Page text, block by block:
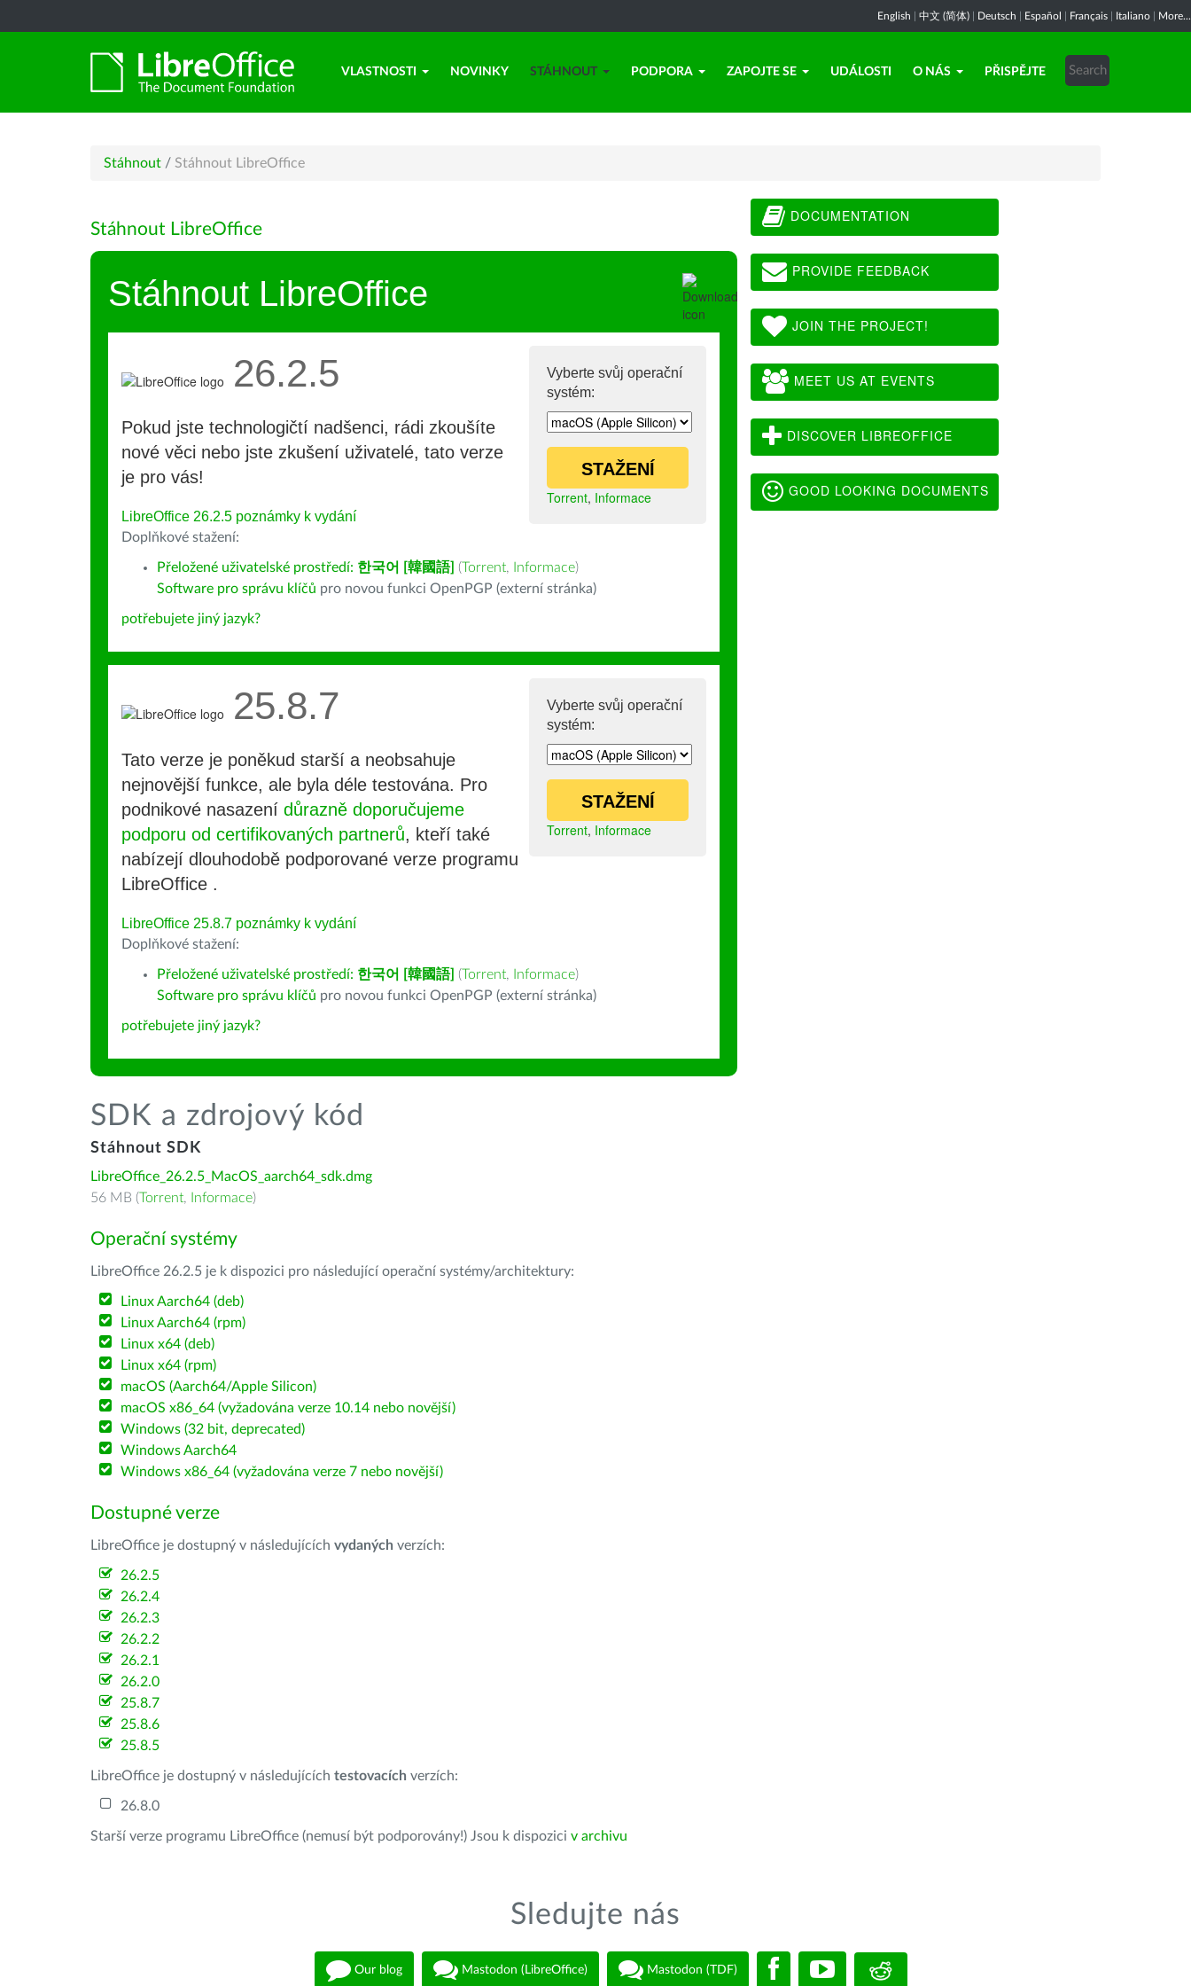
English 中文 (简体) Deutsch Español Français Italiano More...
VLASTNOSTI NOVINKY STÁHNOUT PODPORA ZAPOJTE SE UDÁLOSTI O NÁS PŘISPĚJTE
Stáhnout / Stáhnout LibreOffice
Stáhnout LibreOffice
Stáhnout LibreOffice
Vyberte svůj operační
systém:
STAŽENÍ
Torrent, Informace
26.2.5
Pokud jste technologičtí nadšenci, rádi zkoušíte
nové věci nebo jste zkušení uživatelé, tato verze
je pro vás!
LibreOffice 26.2.5 poznámky k vydání
Doplňkové stažení:
Přeložené uživatelské prostředí: 한국어 [韓國語] (Torrent, Informace)
Software pro správu klíčů pro novou funkci OpenPGP (externí stránka)
potřebujete jiný jazyk?
Vyberte svůj operační
systém:
STAŽENÍ
Torrent, Informace
25.8.7
Tato verze je poněkud starší a neobsahuje
nejnovější funkce, ale byla déle testována. Pro
podnikové nasazení důrazně doporučujeme
podporu od certifikovaných partnerů, kteří také
nabízejí dlouhodobě podporované verze programu
LibreOffice .
LibreOffice 25.8.7 poznámky k vydání
Doplňkové stažení:
Přeložené uživatelské prostředí: 한국어 [韓國語] (Torrent, Informace)
Software pro správu klíčů pro novou funkci OpenPGP (externí stránka)
potřebujete jiný jazyk?
SDK a zdrojový kód
Stáhnout SDK
LibreOffice_26.2.5_MacOS_aarch64_sdk.dmg
56 MB (Torrent, Informace)
Operační systémy
LibreOffice 26.2.5 je k dispozici pro následující operační systémy/architektury:
Linux Aarch64 (deb)
Linux Aarch64 (rpm)
Linux x64 (deb)
Linux x64 (rpm)
macOS (Aarch64/Apple Silicon)
macOS x86_64 (vyžadována verze 10.14 nebo novější)
Windows (32 bit, deprecated)
Windows Aarch64
Windows x86_64 (vyžadována verze 7 nebo novější)
Dostupné verze
LibreOffice je dostupný v následujících vydaných verzích:
26.2.5
26.2.4
26.2.3
26.2.2
26.2.1
26.2.0
25.8.7
25.8.6
25.8.5
LibreOffice je dostupný v následujících testovacích verzích:
26.8.0
Starší verze programu LibreOffice (nemusí být podporovány!) Jsou k dispozici v archivu
DOCUMENTATION
PROVIDE FEEDBACK
JOIN THE PROJECT!
MEET US AT EVENTS
DISCOVER LIBREOFFICE
GOOD LOOKING DOCUMENTS
Sledujte nás
Our blog Mastodon (LibreOffice) Mastodon (TDF)